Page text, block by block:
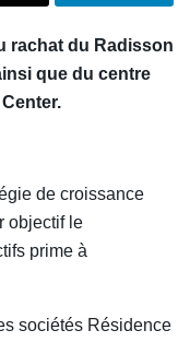
rachat du Radisson
que du centre
de croissance
objectif le
prime à
sociétés Résidence